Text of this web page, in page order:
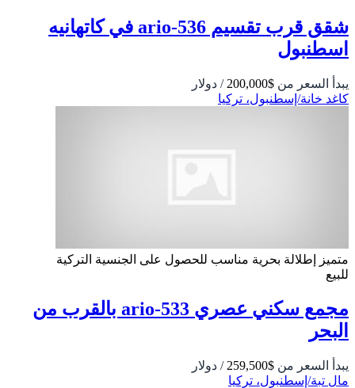
شقق قرب تقسيم 536-ario في كاتهانيه
اسطنبول
يبدأ السعر من $200,000
/ دولار
كاغد خانة/إسطنبول، تركيا
متميز إطلالة بحرية مناسب للحصول على الجنسية التركية
للبيع
مجمع سكني عصري 533-ario بالقرب من
البحر
يبدأ السعر من $259,500
/ دولار
مال تبة/إسطنبول، تركيا